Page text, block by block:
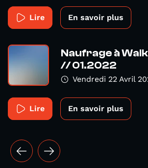
Lire En savoir plus
Naufrage à
// 01.2022
Vendredi 22 Avril
Lire En savoir plus